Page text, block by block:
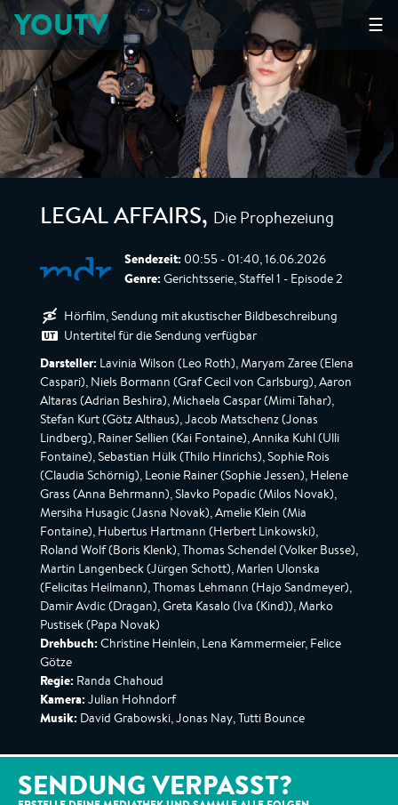
☰
YOUTV
LEGAL AFFAIRS, Die Prophezeiung
Sendezeit: 00:55 - 01:40, 16.06.2026
Genre: Gerichtsserie, Staffel 1 - Episode 2
Hörfilm, Sendung mit akustischer Bildbeschreibung
Untertitel für die Sendung verfügbar
Darsteller: Lavinia Wilson (Leo Roth), Maryam Zaree (Elena
Caspari), Niels Bormann (Graf Cecil von Carlsburg), Aaron
Altaras (Adrian Beshira), Michaela Caspar (Mimi Tahar),
Stefan Kurt (Götz Althaus), Jacob Matschenz (Jonas
Lindberg), Rainer Sellien (Kai Fontaine), Annika Kuhl (Ulli
Fontaine), Sebastian Hülk (Thilo Hinrichs), Sophie Rois
(Claudia Schörnig), Leonie Rainer (Sophie Jessen), Helene
Grass (Anna Behrmann), Slavko Popadic (Milos Novak),
Mersiha Husagic (Jasna Novak), Amelie Klein (Mia
Fontaine), Hubertus Hartmann (Herbert Linkowski),
Roland Wolf (Boris Klenk), Thomas Schendel (Volker Busse),
Martin Langenbeck (Jürgen Schott), Marlen Ulonska
(Felicitas Heilmann), Thomas Lehmann (Hajo Sandmeyer),
Damir Avdic (Dragan), Greta Kasalo (Iva (Kind)), Marko
Pustisek (Papa Novak)
Drehbuch: Christine Heinlein, Lena Kammermeier, Felice
Götze
Regie: Randa Chahoud
Kamera: Julian Hohndorf
Musik: David Grabowski, Jonas Nay, Tutti Bounce
SENDUNG VERPASST?